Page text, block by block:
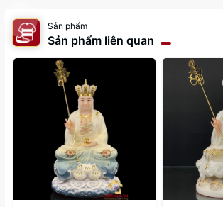
Sản phẩm
Sản phẩm liên quan